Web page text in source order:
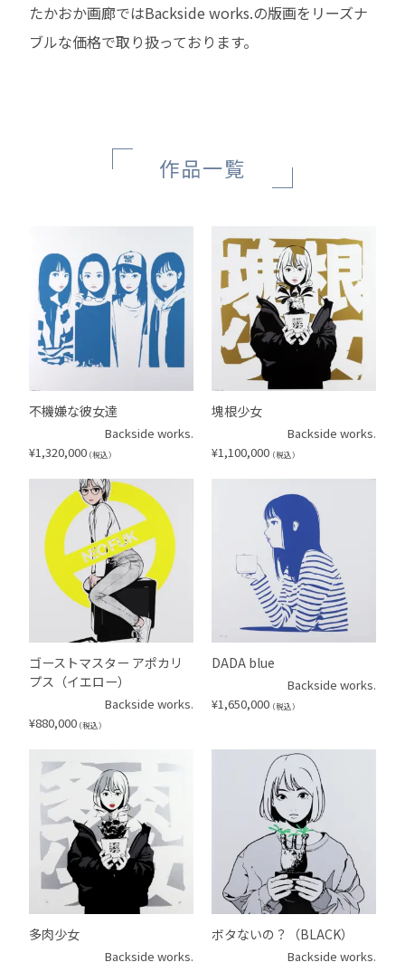
たかおか画廊ではBackside works.の版画をリーズナ
ブルな価格で取り扱っております。
作品一覧
不機嫌な彼女達
Backside works.
¥1,320,000 （税込）
塊根少女
Backside works.
¥1,100,000 （税込）
ゴーストマスター アポカリ
プス（イエロー）
Backside works.
¥880,000 （税込）
DADA blue
Backside works.
¥1,650,000 （税込）
多肉少女
Backside works.
ボタないの？（BLACK）
Backside works.